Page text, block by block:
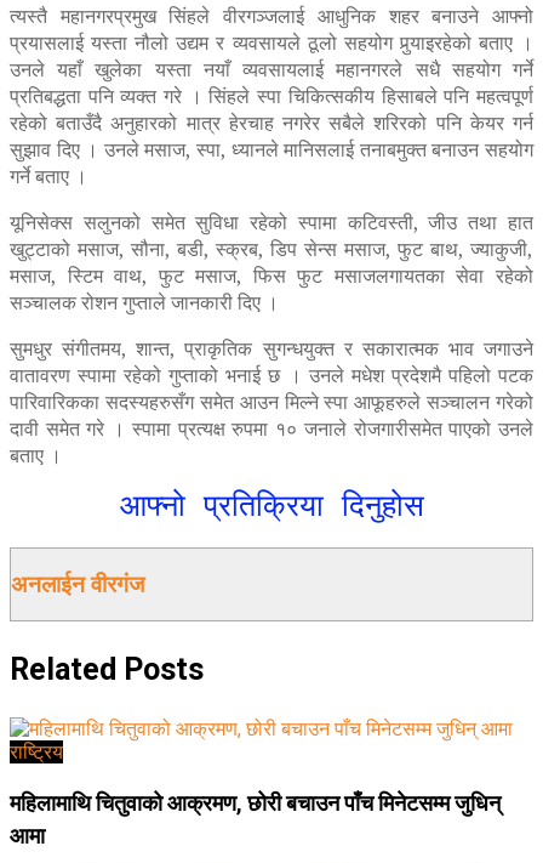
त्यस्तै महानगरप्रमुख सिंहले वीरगञ्जलाई आधुनिक शहर बनाउने आफ्नो
प्रयासलाई यस्ता नौलो उद्यम र व्यवसायले ठूलो सहयोग पुर्‍याइरहेको बताए ।
उनले यहाँ खुलेका यस्ता नयाँ व्यवसायलाई महानगरले सधै सहयोग गर्ने
प्रतिबद्धता पनि व्यक्त गरे । सिंहले स्पा चिकित्सकीय हिसाबले पनि महत्वपूर्ण
रहेको बताउँदै अनुहारको मात्र हेरचाह नगरेर सबैले शरिरको पनि केयर गर्न
सुझाव दिए । उनले मसाज, स्पा, ध्यानले मानिसलाई तनाबमुक्त बनाउन सहयोग
गर्ने बताए ।
यूनिसेक्स सलुनको समेत सुविधा रहेको स्पामा कटिवस्ती, जीउ तथा हात
खुट्टाको मसाज, सौना, बडी, स्क्रब, डिप सेन्स मसाज, फुट बाथ, ज्याकुजी,
मसाज, स्टिम वाथ, फुट मसाज, फिस फुट मसाजलगायतका सेवा रहेको
सञ्चालक रोशन गुप्ताले जानकारी दिए ।
सुमधुर संगीतमय, शान्त, प्राकृतिक सुगन्धयुक्त र सकारात्मक भाव जगाउने
वातावरण स्पामा रहेको गुप्ताको भनाई छ । उनले मधेश प्रदेशमै पहिलो पटक
पारिवारिकका सदस्यहरुसँग समेत आउन मिल्ने स्पा आफूहरुले सञ्चालन गरेको
दावी समेत गरे । स्पामा प्रत्यक्ष रुपमा १० जनाले रोजगारीसमेत पाएको उनले
बताए ।
आफ्नो प्रतिक्रिया दिनुहोस
अनलाईन वीरगंज
Related Posts
राष्ट्रिय
महिलामाथि चितुवाको आक्रमण, छोरी बचाउन पाँच मिनेटसम्म जुधिन्
आमा